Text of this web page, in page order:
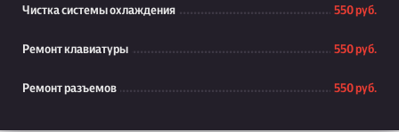
Чистка системы охлаждения 550 руб.
Ремонт клавиатуры 550 руб.
Ремонт разъемов 550 руб.